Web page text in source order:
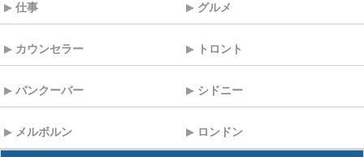
仕事 グルメ
カウンセラー トロント
バンクーバー シドニー
メルボルン ロンドン